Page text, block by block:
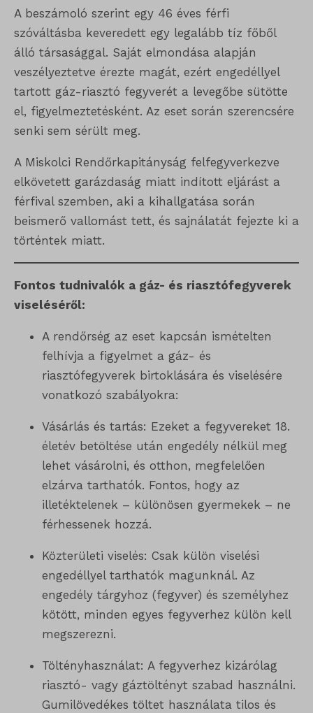
A beszámoló szerint egy 46 éves férfi
szóváltásba keveredett egy legalább tíz főből
álló társasággal. Saját elmondása alapján
veszélyeztetve érezte magát, ezért engedéllyel
tartott gáz-riasztó fegyverét a levegőbe sütötte
el, figyelmeztetésként. Az eset során szerencsére
senki sem sérült meg.
A Miskolci Rendőrkapitányság felfegyverkezve
elkövetett garázdaság miatt indított eljárást a
férfival szemben, aki a kihallgatása során
beismerő vallomást tett, és sajnálatát fejezte ki a
történtek miatt.
Fontos tudnivalók a gáz- és riasztófegyverek
viseléséről:
A rendőrség az eset kapcsán ismételten
felhívja a figyelmet a gáz- és
riasztófegyverek birtoklására és viselésére
vonatkozó szabályokra:
Vásárlás és tartás: Ezeket a fegyvereket 18.
életév betöltése után engedély nélkül meg
lehet vásárolni, és otthon, megfelelően
elzárva tarthatók. Fontos, hogy az
illetéktelenek – különösen gyermekek – ne
férhessenek hozzá.
Közterületi viselés: Csak külön viselési
engedéllyel tarthatók magunknál. Az
engedély tárgyhoz (fegyver) és személyhez
kötött, minden egyes fegyverhez külön kell
megszerezni.
Töltényhasználat: A fegyverhez kizárólag
riasztó- vagy gáztöltényt szabad használni.
Gumilövedékes töltet használata tilos és